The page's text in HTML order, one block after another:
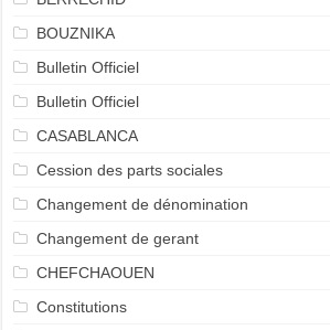
BOUZNIKA
Bulletin Officiel
Bulletin Officiel
CASABLANCA
Cession des parts sociales
Changement de dénomination
Changement de gerant
CHEFCHAOUEN
Constitutions